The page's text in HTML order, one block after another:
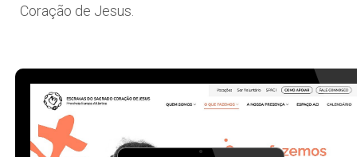
Coração de Jesus.